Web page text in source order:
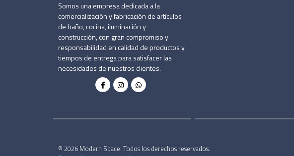
Somos una empresa dedicada a la
comercialización y fabricación de artículos
de baño, cocina, iluminación y
construcción, con gran compromiso y
responsabilidad en calidad de productos y
tiempos de entrega para satisfacer las
necesidades de nuestros clientes.
© 2026 Modern Space. Todos los derechos reservados.